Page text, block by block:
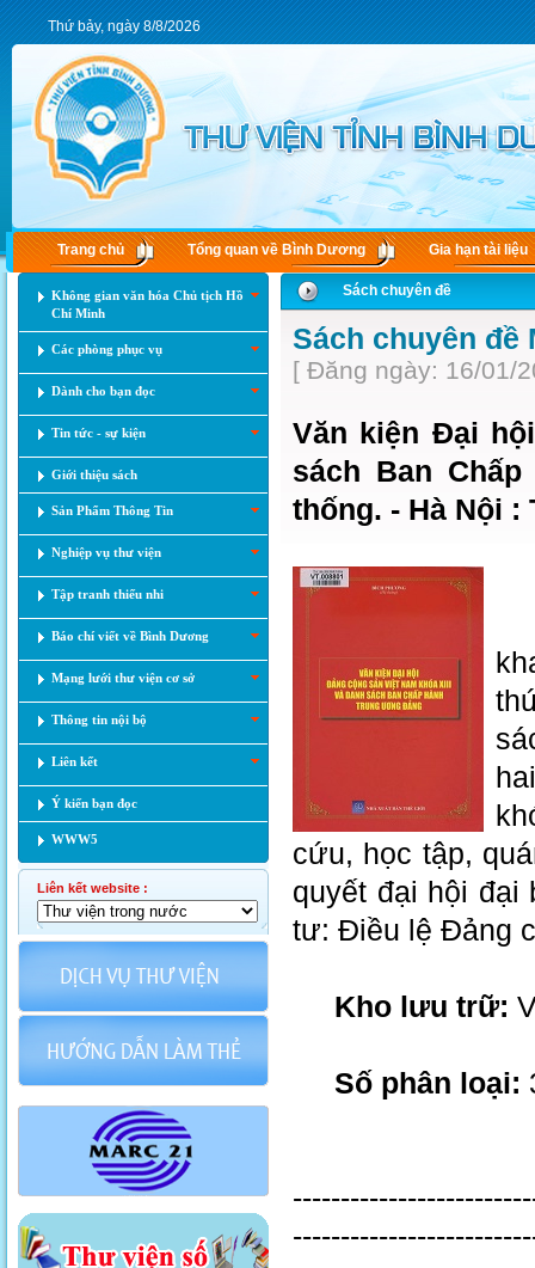
Thứ bảy, ngày 8/8/2026
Trang chủ Tổng quan về Bình Dương Gia hạn tài liệu
Không gian văn hóa Chủ tịch Hồ
Chí Minh
Các phòng phục vụ
Dành cho bạn đọc
Tin tức - sự kiện
Giới thiệu sách
Sản Phẩm Thông Tin
Nghiệp vụ thư viện
Tập tranh thiếu nhi
Báo chí viết về Bình Dương
Mạng lưới thư viện cơ sở
Thông tin nội bộ
Liên kết
Ý kiến bạn đọc
WWW5
Liên kết website :
Sách chuyên đề
Sách chuyên đề
[ Đăng ngày: 16/01/
Văn kiện Đại
sách Ban
thống. - Hà Nội :
cứu, học tập,
quyết đại hội đại
tư: Điều lệ Đảng
Kho lưu trữ:
Số phân loại: